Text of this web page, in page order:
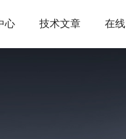
心 技术文章 在